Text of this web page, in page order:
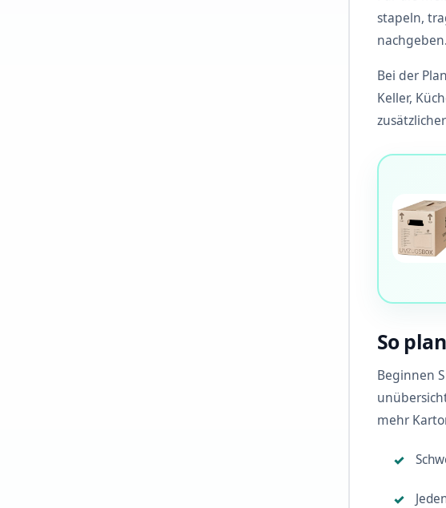
stapeln,
nachgeben.
Bei der
Keller,
So
Beginnen
mehr